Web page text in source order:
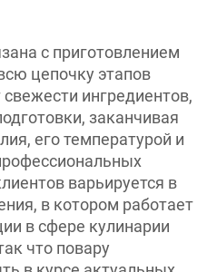
с приготовлением
цепочку этапов
ингредиентов,
заканчивая
его температурой и
варьируется в
в котором работает
в сфере кулинарии
что повару
в курсе актуальных